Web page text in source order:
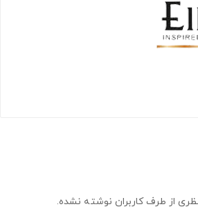
از طرف کاربران نوشته نشده.